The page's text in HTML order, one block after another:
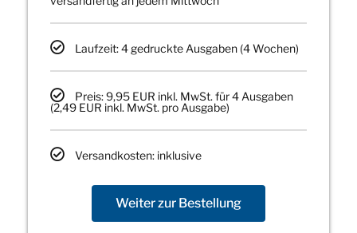
Laufzeit: 4 gedruckte Ausgaben (4 Wochen)
Preis: 9,95 EUR inkl. MwSt. für 4 Ausgaben
(2,49 EUR inkl. MwSt. pro Ausgabe)
Versandkosten: inklusive
Weiter zur Bestellung